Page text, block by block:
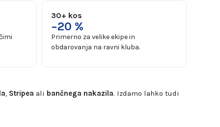
30+ kos
−20 %
Primerno za velike ekipe in
obdarovanja na ravni kluba.
, Stripea ali bančnega nakazila. Izdamo lahko tudi